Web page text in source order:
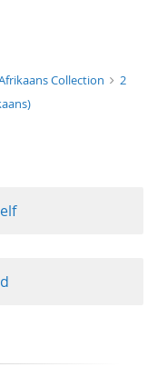
Collection
2